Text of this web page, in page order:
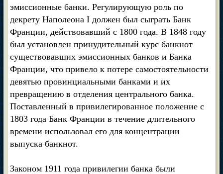
эмиссионные банки. Регулирующую роль по
декрету Наполеона I должен был сыграть Банк
Франции, действовавший с 1800 года. В 1848 году
был установлен принудительный курс банкнот
существовавших эмиссионных банков и Банка
Франции, что привело к потере самостоятельности
девятью провинциальными банками и их
превращению в отделения центрального банка.
Поставленный в привилегированное положение с
1803 года Банк Франции в течение длительного
времени использовал его для концентрации
выпуска банкнот.
Законом 1911 года привилегии банка были